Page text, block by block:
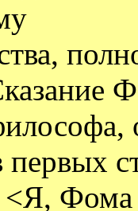
<Я, Фома